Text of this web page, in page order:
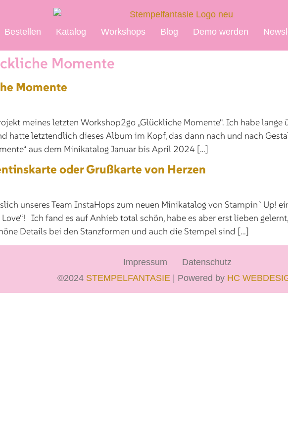
Bestellen Katalog Workshops Blog Demo werden
Momente
Momente
meines letzten Workshop2go „Glückliche Momente“. Ich habe
hatte letztendlich dieses Album im Kopf, das dann nach und nach
aus dem Minikatalog Januar bis April 2024 […]
oder Grußkarte von Herzen
unseres Team InstaHops zum neuen Minikatalog von Stampin`Up!
Ich fand es auf Anhieb total schön, habe es aber erst lieben
Details bei den Stanzformen und auch die Stempel sind […]
Impressum
Datenschutz
©2024 STEMPELFANTASIE | Powered by HC